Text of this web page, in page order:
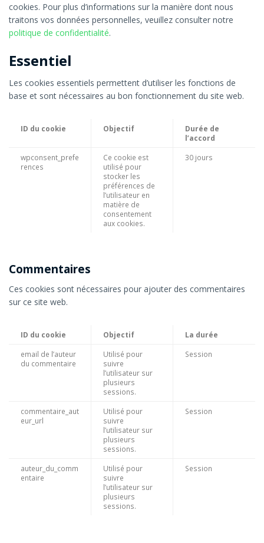
cookies. Pour plus d’informations sur la manière dont nous
traitons vos données personnelles, veuillez consulter notre
politique de confidentialité.
Essentiel
Les cookies essentiels permettent d’utiliser les fonctions de
base et sont nécessaires au bon fonctionnement du site web.
ID du cookie Objectif
Durée de
l’accord
wpconsent_prefe
rences
Ce cookie est
utilisé pour
stocker les
préférences de
l’utilisateur en
matière de
consentement
aux cookies.
30 jours
Commentaires
Ces cookies sont nécessaires pour ajouter des commentaires
sur ce site web.
ID du cookie Objectif La durée
email de l’auteur
du commentaire
Utilisé pour
suivre
l’utilisateur sur
plusieurs
sessions.
Session
commentaire_aut
eur_url
Utilisé pour
suivre
l’utilisateur sur
plusieurs
sessions.
Session
auteur_du_comm
entaire
Utilisé pour
suivre
l’utilisateur sur
plusieurs
sessions.
Session